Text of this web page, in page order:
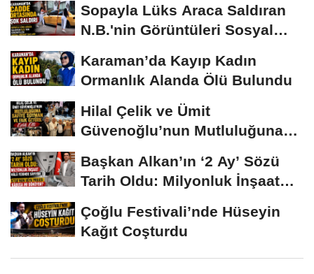
Sopayla Lüks Araca Saldıran
N.B.'nin Görüntüleri Sosyal
Karaman’da Kayıp Kadın
Ormanlık Alanda Ölü Bulundu
Hilal Çelik ve Ümit
Güvenoğlu’nun Mutluluğuna
Başkan Alkan’ın ‘2 Ay’ Sözü
Tarih Oldu: Milyonluk İnşaat
Çoğlu Festivali’nde Hüseyin
Kağıt Coşturdu